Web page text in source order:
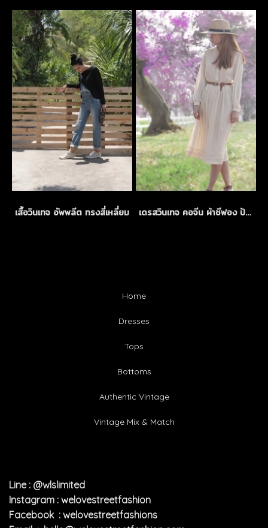
เสื้อวินเทจ อัพพลีต ทรงสี่เหลี่ยม เดรสวินเทจ คอจีน ผ้าชีฟอง ปักลายฉลุสีครีม
Home
Dresses
Tops
Bottoms
Authentic Vintage
Vintage Mix & Match
Line : @wlslimited
Instagram : welovestreetfashion
Facebook : welovestreetfashions